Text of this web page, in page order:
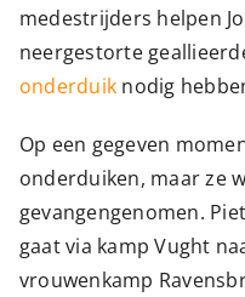
medestrijders helpen
neergestorte
onderduik nodig
Op een gegeven
onderduiken, maar ze
gevangengenomen.
gaat via kamp Vught
vrouwenkamp